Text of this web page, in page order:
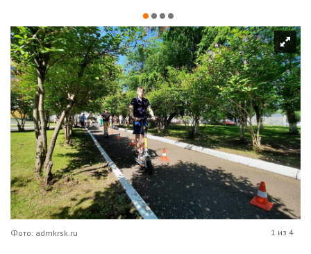
Фото: admkrsk.ru 1 из 4